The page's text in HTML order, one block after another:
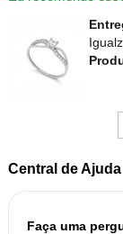
Central de Ajuda
Faça uma